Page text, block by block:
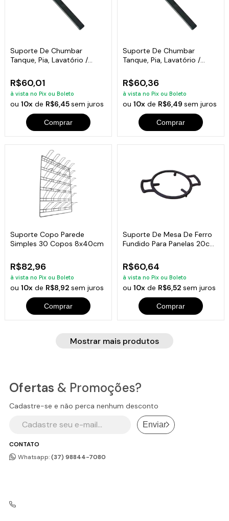
Suporte De Chumbar
Tanque, Pia, Lavatório /
R$60,01
à vista no Pix ou Boleto
ou10x de R$6,45sem juros
Comprar
Suporte De Chumbar
Tanque, Pia, Lavatório /
R$60,36
à vista no Pix ou Boleto
ou 10xde R$6,49 sem juros
Comprar
Suporte Copo Parede
Simples 30 Copos 8x40cm
R$82,96
à vista no Pix ou Boleto
ou10x de R$8,92sem juros
Comprar
Suporte De Mesa De Ferro
Fundido Para Panelas 20cm
R$60,64
à vista no Pix ou Boleto
ou 10xde R$6,52 sem juros
Comprar
Mostrar mais produtos
CONTATO
Whatsapp:(37) 98844-7080
Ofertas & Promoções?
Cadastre-se e não perca nenhum desconto
Enviar